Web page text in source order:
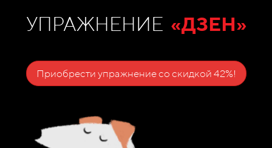
УПРАЖНЕНИЕ «ДЗЕН»
Приобрести упражнение со скидкой 42%!